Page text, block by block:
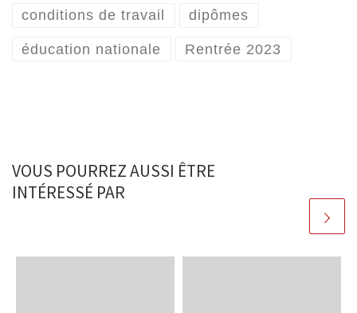
conditions de travail dipômes
éducation nationale Rentrée 2023
VOUS POURREZ AUSSI ÊTRE
INTÉRESSÉ PAR